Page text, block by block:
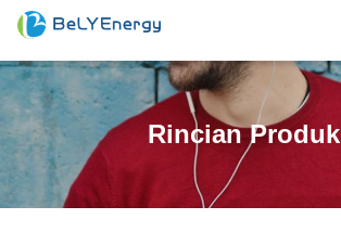
Rincian Produk